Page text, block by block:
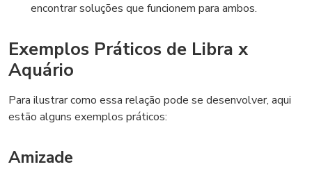
encontrar soluções que funcionem para ambos.
Exemplos Práticos de Libra x
Aquário
Para ilustrar como essa relação pode se desenvolver, aqui
estão alguns exemplos práticos:
Amizade